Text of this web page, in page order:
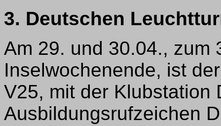
3. Deutschen
Am 29. und 30.04., zum
Inselwochenende, ist
V25, mit der Klubstation
Ausbildungsrufzeichen